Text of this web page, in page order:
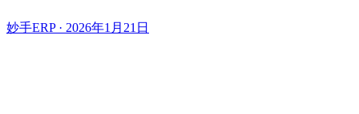
妙手ERP · 2026年1月21日